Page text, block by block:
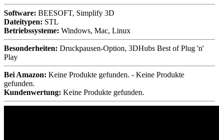
Software: BEESOFT, Simplify 3D
Dateitypen: STL
Betriebssysteme: Windows, Mac, Linux
Besonderheiten: Druckpausen-Option, 3DHubs Best of Plug 'n'
Play
Bei Amazon: Keine Produkte gefunden. - Keine Produkte
gefunden.
Kundenwertung: Keine Produkte gefunden.